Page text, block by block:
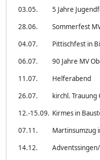
03.05.
5 Jahre
28.06.
Sommerfest
04.07.
Pittischfest in
06.07.
90 Jahre MV
11.07.
Helferabend
26.07.
kirchl. Trauung
12.-15.09. Kirmes in
07.11.
Martinsumzug
14.12.